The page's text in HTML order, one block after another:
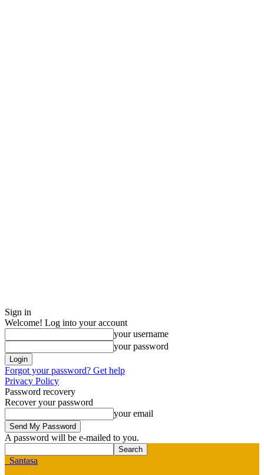
Sign in
Welcome! Log into your account
your username
your password
Forgot your password? Get help
Privacy Policy
Password recovery
Recover your password
your email
A password will be e-mailed to you.
Santasa